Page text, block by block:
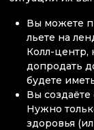
Вы можете
льете на
Колл-центр,
допродать
будете
Вы
Нужно
здоровья